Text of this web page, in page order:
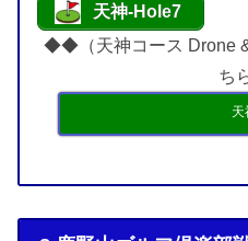
天神-Hole7
◆◆（天神コース Drone
ち
天